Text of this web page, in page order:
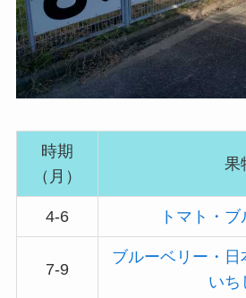
時期
（月）
果
4-6 トマト・
7-9
ブルーベリー・日
いち